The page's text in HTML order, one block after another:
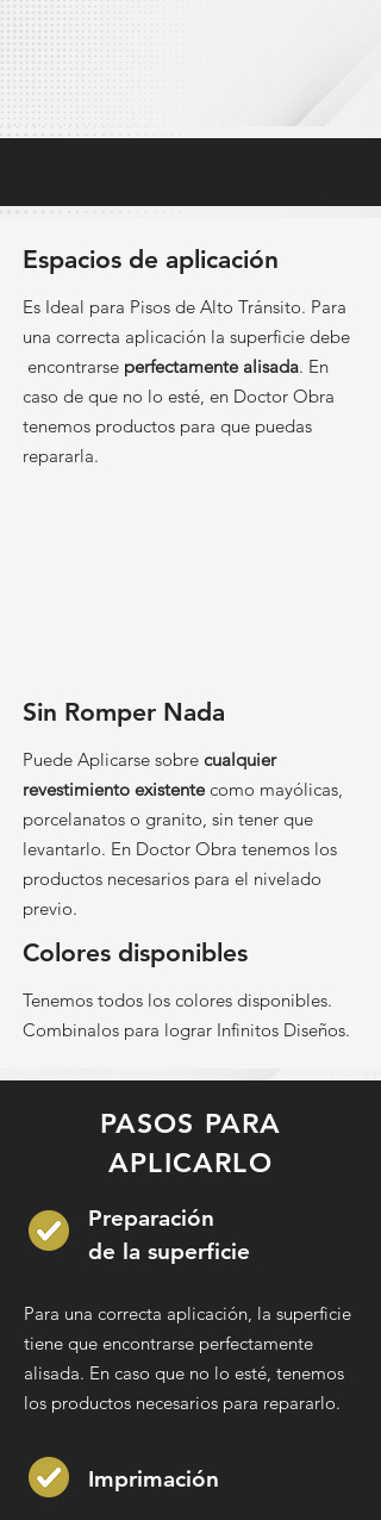
Espacios de aplicación
Es Ideal para Pisos de Alto Tránsito. Para
una correcta aplicación la superficie debe
encontrarse perfectamente alisada. En
caso de que no lo esté, en Doctor Obra
tenemos productos para que puedas
repararla.
Sin Romper Nada
Puede Aplicarse sobre cualquier
revestimiento existentecomo mayólicas,
porcelanatos o granito, sin tener que
levantarlo. En Doctor Obra tenemos los
productos necesarios para el nivelado
previo.
Colores disponibles
Tenemos todos los colores disponibles.
Combinalos para lograr Infinitos Diseños.
PASOS PARA
APLICARLO
Preparación
de la superficie
Para una correcta aplicación, la superficie
tiene que encontrarse perfectamente
alisada. En caso que no lo esté, tenemos
los productos necesarios para repararlo.
Imprimación